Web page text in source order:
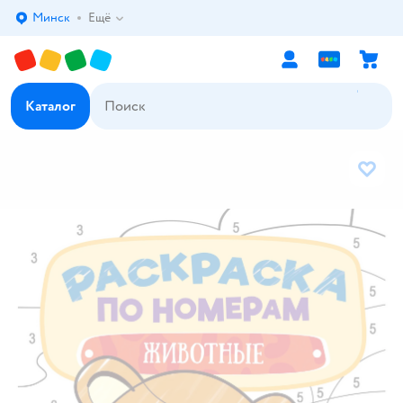
Выбор адреса доставки.
Минск Ещё
Каталог
В